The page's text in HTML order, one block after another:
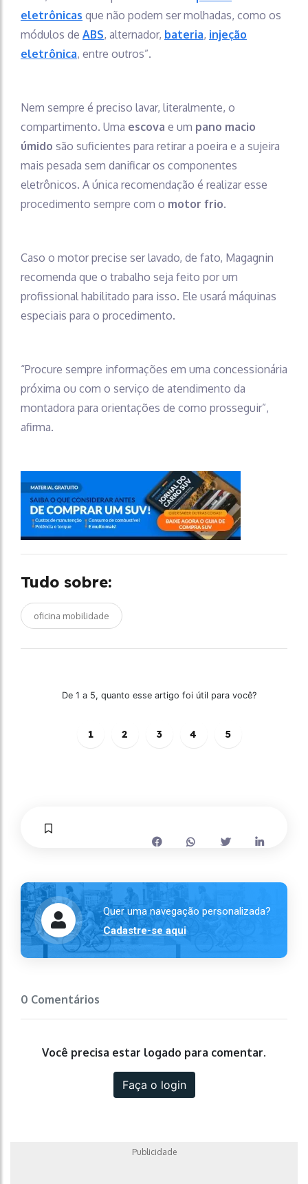
eletrônicas que não podem ser molhadas, como os
módulos de ABS, alternador, bateria, injeção
eletrônica, entre outros”.
Nem sempre é preciso lavar, literalmente, o
compartimento. Uma escova e um pano macio
úmido são suficientes para retirar a poeira e a sujeira
mais pesada sem danificar os componentes
eletrônicos. A única recomendação é realizar esse
procedimento sempre com o motor frio.
Caso o motor precise ser lavado, de fato, Magagnin
recomenda que o trabalho seja feito por um
profissional habilitado para isso. Ele usará máquinas
especiais para o procedimento.
“Procure sempre informações em uma concessionária
próxima ou com o serviço de atendimento da
montadora para orientações de como prosseguir”,
afirma.
Tudo sobre:
oficina mobilidade
De 1 a 5, quanto esse artigo foi útil para você?
1 2 3 4 5
Quer uma navegação personalizada?
Cadastre-se aqui
0 Comentários
Você precisa estar logado para comentar.
Faça o login
Publicidade